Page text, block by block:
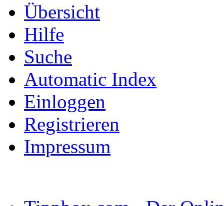
Übersicht
Hilfe
Suche
Automatic Index
Einloggen
Registrieren
Impressum